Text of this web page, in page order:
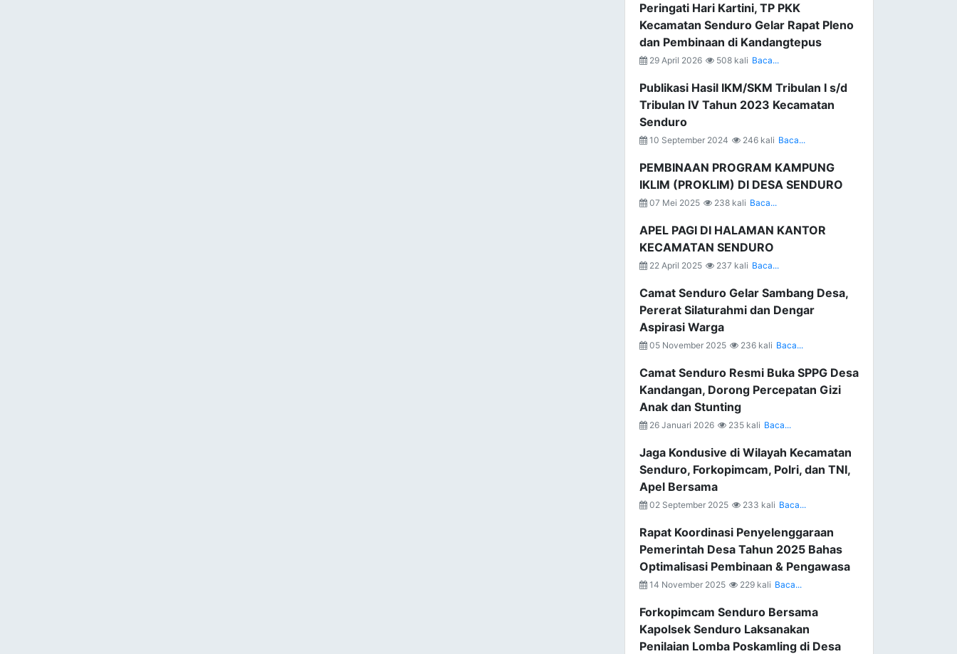
Peringati Hari Kartini, TP PKK
Kecamatan Senduro Gelar Rapat Pleno
dan Pembinaan di Kandangtepus
29 April 2026 508 kali Baca...
Publikasi Hasil IKM/SKM Tribulan I s/d
Tribulan IV Tahun 2023 Kecamatan
Senduro
10 September 2024 246 kali Baca...
PEMBINAAN PROGRAM KAMPUNG
IKLIM (PROKLIM) DI DESA SENDURO
07 Mei 2025 238 kali Baca...
APEL PAGI DI HALAMAN KANTOR
KECAMATAN SENDURO
22 April 2025 237 kali Baca...
Camat Senduro Gelar Sambang Desa,
Pererat Silaturahmi dan Dengar
Aspirasi Warga
05 November 2025 236 kali Baca...
Camat Senduro Resmi Buka SPPG Desa
Kandangan, Dorong Percepatan Gizi
Anak dan Stunting
26 Januari 2026 235 kali Baca...
Jaga Kondusive di Wilayah Kecamatan
Senduro, Forkopimcam, Polri, dan TNI,
Apel Bersama
02 September 2025 233 kali Baca...
Rapat Koordinasi Penyelenggaraan
Pemerintah Desa Tahun 2025 Bahas
Optimalisasi Pembinaan & Pengawasa
14 November 2025 229 kali Baca...
Forkopimcam Senduro Bersama
Kapolsek Senduro Laksanakan
Penilaian Lomba Poskamling di Desa